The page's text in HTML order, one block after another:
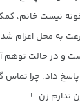
نیست خانم،
به محل اعزام
و در حالت توهم
داد: چرا تماس
ندارم زن..!